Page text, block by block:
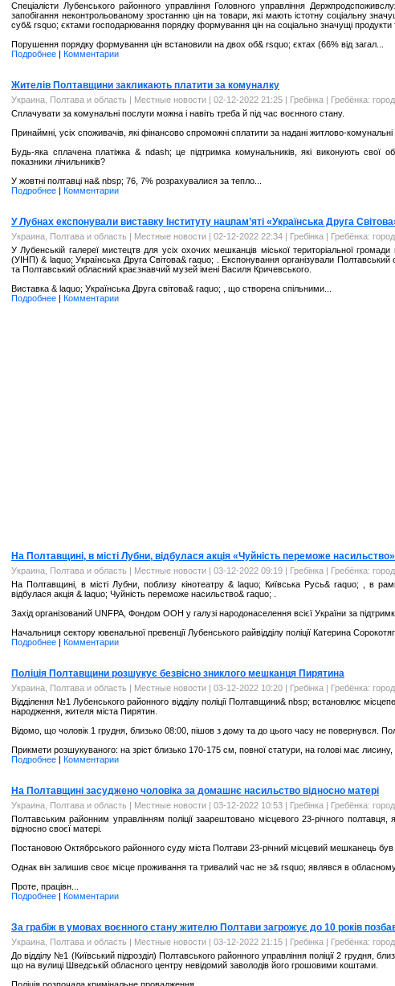
Спеціалісти Лубенського районного управління Головного управління
запобігання неконтрольованому зростанню цін на товари, які мають істотну соціальну
суб& rsquo; єктами господарювання порядку формування цін на соціально значущі продукти
Порушення порядку формування цін встановили на двох об& rsquo; єктах (66% від загал...
Подробнее | Комментарии
Жителів Полтавщини закликають платити за комуналку
Украина, Полтава и область | Местные новости | 02-12-2022 21:25 | Гребінка | Гребёнка:
Сплачувати за комунальні послуги можна і навіть треба й під час воєнного стану.
Принаймні, усіх споживачів, які фінансово спроможні сплатити за надані житлово-
Будь-яка сплачена платіжка & ndash; це підтримка комунальників, які виконують
показники лічильників?
У жовтні полтавці на& nbsp; 76, 7% розрахувалися за тепло...
Подробнее | Комментарии
У Лубнах експонували виставку Інституту нацпам’яті «Українська Друга
Украина, Полтава и область | Местные новости | 02-12-2022 22:34 | Гребінка | Гребёнка:
У Лубенській галереї мистецтв для усіх охочих мешканців міської територіальної
(УІНП) & laquo; Українська Друга Світова& raquo; . Експонування організували
та Полтавський обласний краєзнавчий музей імені Василя Кричевського.
Виставка & laquo; Українська Друга світова& raquo; , що створена спільними...
Подробнее | Комментарии
На Полтавщині, в місті Лубни, відбулася акція «Чуйність переможе насильство»
Украина, Полтава и область | Местные новости | 03-12-2022 09:19 | Гребінка | Гребёнка:
На Полтавщині, в місті Лубни, поблизу кінотеатру & laquo; Київська Русь& raquo; , в
відбулася акція & laquo; Чуйність переможе насильство& raquo; .
Захід організований UNFPA, Фондом ООН у галузі народонаселення всієї України за
Начальниця сектору ювенальної превенції Лубенського райвідділу поліції Катерина
Подробнее | Комментарии
Поліція Полтавщини розшукує безвісно зниклого мешканця Пирятина
Украина, Полтава и область | Местные новости | 03-12-2022 10:20 | Гребінка | Гребёнка:
Відділення №1 Лубенського районного відділу поліції Полтавщини& nbsp; встановлює
народження, жителя міста Пирятин.
Відомо, що чоловік 1 грудня, близько 08:00, пішов з дому та до цього часу не повернувся.
Прикмети розшукуваного: на зріст близько 170-175 см, повної статури, на голові має лисину,
Подробнее | Комментарии
На Полтавщині засуджено чоловіка за домашнє насильство відносно матері
Украина, Полтава и область | Местные новости | 03-12-2022 10:53 | Гребінка | Гребёнка:
Полтавським районним управлінням поліції заарештовано місцевого 23-річного
відносно своєї матері.
Постановою Октябрського районного суду міста Полтави 23-річний місцевий мешканець був
Однак він залишив своє місце проживання та тривалий час не з& rsquo; являвся в обласному
Проте, працівн...
Подробнее | Комментарии
За грабіж в умовах воєнного стану жителю Полтави загрожує до 10 років
Украина, Полтава и область | Местные новости | 03-12-2022 21:15 | Гребінка | Гребёнка:
До відділу №1 (Київський підрозділ) Полтавського районного управління поліції 2 грудня,
що на вулиці Шведській обласного центру невідомий заволодів його грошовими коштами.